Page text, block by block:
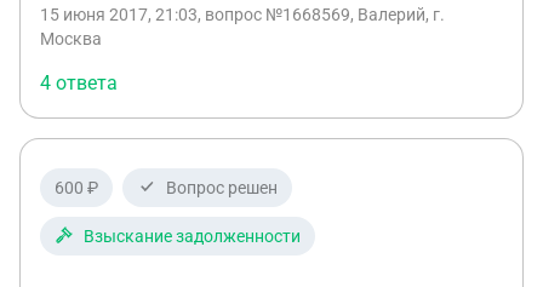
возмещение этих процентов?
15 июня 2017, 21:03, вопрос №1668569, Валерий, г.
Москва
4 ответа
600 ₽ Вопрос решен
Взыскание задолженности